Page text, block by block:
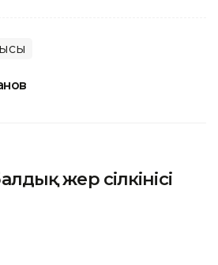
жер сілкінісі